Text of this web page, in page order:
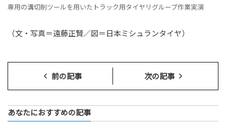
専用の溝切削ツールを用いたトラック用タイヤリグルーブ作業実演
（文・写真＝遠藤正賢／図＝日本ミシュランタイヤ）
前の記事 次の記事
あなたにおすすめの記事